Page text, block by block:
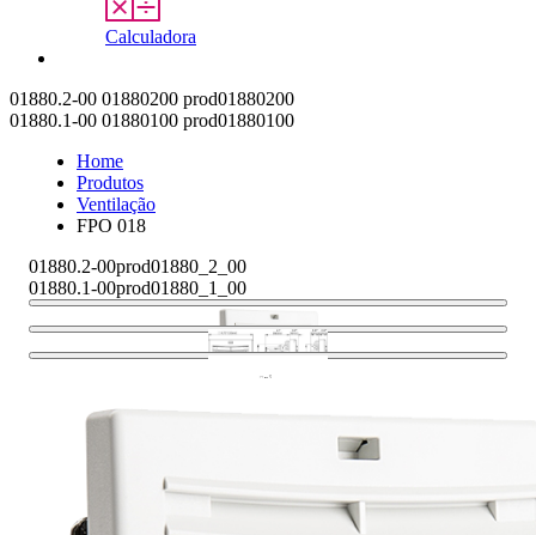
Calculadora
01880.2-00 01880200 prod01880200
01880.1-00 01880100 prod01880100
Home
Produtos
Ventilação
FPO 018
01880.2-00prod01880_2_00
01880.1-00prod01880_1_00